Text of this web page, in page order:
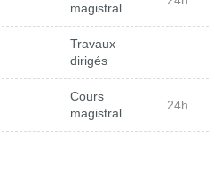
magistral
Travaux
dirigés
Cours
magistral
24h